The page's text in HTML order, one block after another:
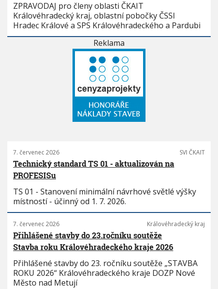
ZPRAVODAJ pro členy oblasti ČKAIT
Královéhradecký kraj, oblastní pobočky ČSSI
Hradec Králové a SPS Královéhradeckého a Pardubi
Reklama
7. červenec 2026 SVI ČKAIT
Technický standard TS 01 - aktualizován na
PROFESISu
TS 01 - Stanovení minimální návrhové světlé výšky
místností - účinný od 1. 7. 2026.
7. červenec 2026 Královéhradecký kraj
Přihlášené stavby do 23.ročníku soutěže
Stavba roku Královéhradeckého kraje 2026
Přihlášené stavby do 23. ročníku soutěže „STAVBA
ROKU 2026“ Královéhradeckého kraje DOZP Nové
Město nad Metují